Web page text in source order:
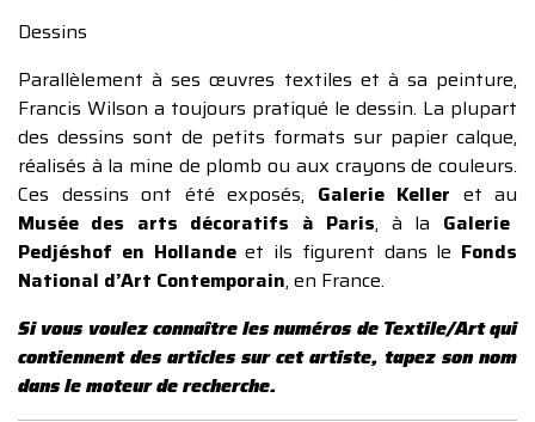
Dessins
Parallèlement à ses œuvres textiles et à sa peinture,
Francis Wilson a toujours pratiqué le dessin. La plupart
des dessins sont de petits formats sur papier calque,
réalisés à la mine de plomb ou aux crayons de couleurs.
Ces dessins ont été exposés, Galerie Keller et au
Musée des arts décoratifs à Paris, à la Galerie
Pedjéshof en Hollandeet ils figurent dans le Fonds
National d’Art Contemporain, en France.
Si vous voulez connaître les numéros de Textile/Art qui
contiennent des articles sur cet artiste, tapez son nom
dans le moteur de recherche.